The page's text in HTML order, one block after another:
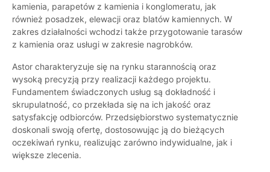
kamienia, parapetów z kamienia i konglomeratu, jak
również posadzek, elewacji oraz blatów kamiennych. W
zakres działalności wchodzi także przygotowanie tarasów
z kamienia oraz usługi w zakresie nagrobków.
Astor charakteryzuje się na rynku starannością oraz
wysoką precyzją przy realizacji każdego projektu.
Fundamentem świadczonych usług są dokładność i
skrupulatność, co przekłada się na ich jakość oraz
satysfakcję odbiorców. Przedsiębiorstwo systematycznie
doskonali swoją ofertę, dostosowując ją do bieżących
oczekiwań rynku, realizując zarówno indywidualne, jak i
większe zlecenia.